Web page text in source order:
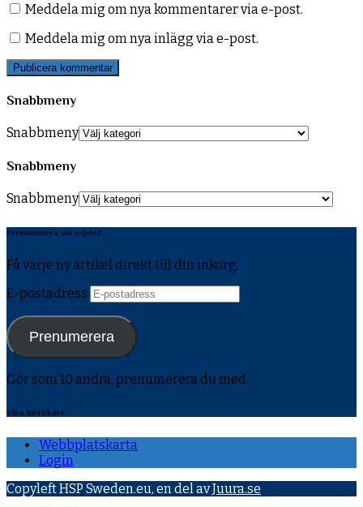
Meddela mig om nya kommentarer via e-post.
Meddela mig om nya inlägg via e-post.
Snabbmeny
Snabbmeny
Snabbmeny
Snabbmeny
Prenumerera via e-post
Få varje ny artikel direkt till din inkorg.
E-postadress
Prenumerera
Gör som 10 andra, prenumerera du med.
Våra besökare
Webbplatskarta
Login
Copyleft HSP Sweden.eu, en del avJuura.se